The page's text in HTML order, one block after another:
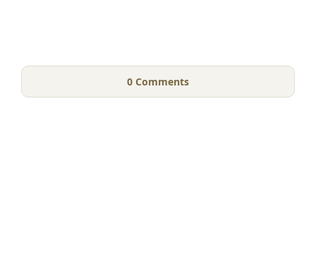
0 Comments